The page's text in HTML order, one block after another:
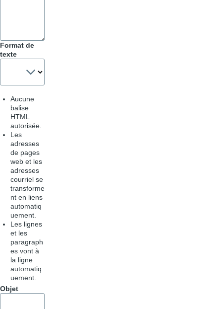
Format de
texte
Aucune
balise
HTML
autorisée.
Les
adresses
de pages
web et les
adresses
courriel se
transforme
nt en liens
automatiq
uement.
Les lignes
et les
paragraph
es vont à
la ligne
automatiq
uement.
Objet